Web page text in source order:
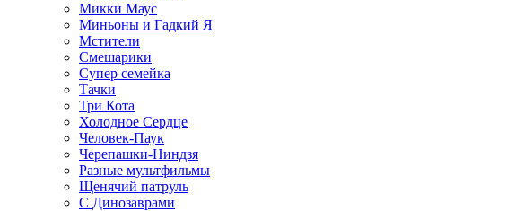
Микки Маус
Миньоны и Гадкий Я
Мстители
Смешарики
Супер семейка
Тачки
Три Кота
Холодное Сердце
Человек-Паук
Черепашки-Ниндзя
Разные мультфильмы
Щенячий патруль
C Динозаврами